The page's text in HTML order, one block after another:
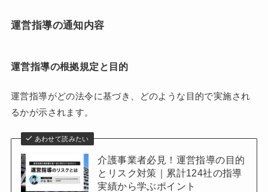
運営指導の通知内容
運営指導の根拠規定と目的
運営指導がどの法令に基づき、どのような目的で実施され
るかが示されます。
あわせて読みたい
介護事業者必見！運営指導の目的
とリスク対策｜累計124社の指導
実績から学ぶポイント